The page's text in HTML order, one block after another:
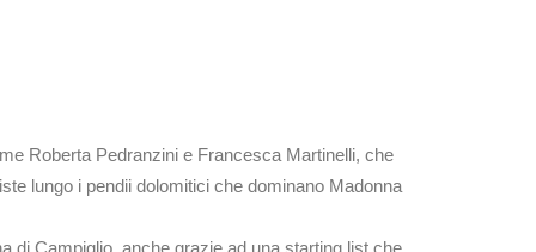
Roberta Pedranzini e Francesca Martinelli, che
lungo i pendii dolomitici che dominano Madonna
di Campiglio, anche grazie ad una starting list che